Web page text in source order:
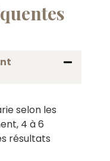
selon les
4 à 6
résultats